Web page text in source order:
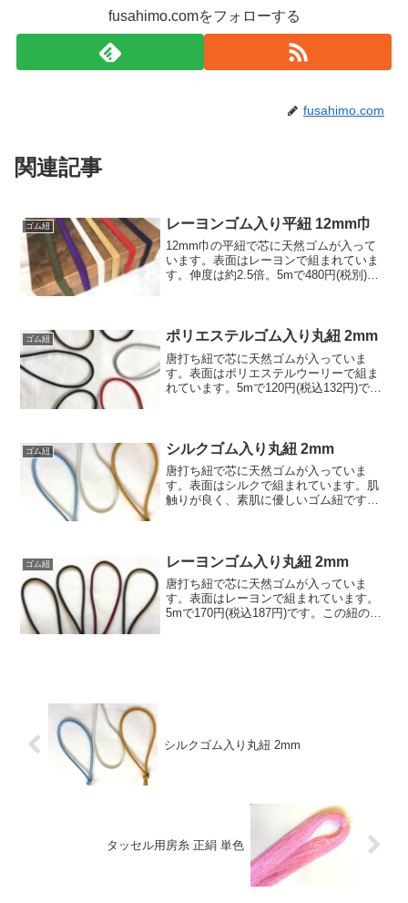
fusahimo.comをフォローする
fusahimo.com
関連記事
ゴム紐 レーヨンゴム入り平紐 12mm巾
12mm巾の平紐で芯に天然ゴムが入って
います。表面はレーヨンで組まれていま
す。伸度は約2.5倍。5mで480円(税別)で
柄...
ゴム紐 ポリエステルゴム入り丸紐 2mm
唐打ち紐で芯に天然ゴムが入っていま
す。表面はポリエステルウーリーで組ま
れています。5mで120円(税込132円)で
ゴム紐 シルクゴム入り丸紐 2mm
唐打ち紐で芯に天然ゴムが入っていま
す。表面はシルクで組まれています。肌
触りが良く、素肌に優しいゴム紐です。
ゴム紐 レーヨンゴム入り丸紐 2mm
唐打ち紐で芯に天然ゴムが入っていま
す。表面はレーヨンで組まれています。
5mで170円(税込187円)です。この紐の他
シルクゴム入り丸紐 2mm
タッセル用房糸 正絹 単色